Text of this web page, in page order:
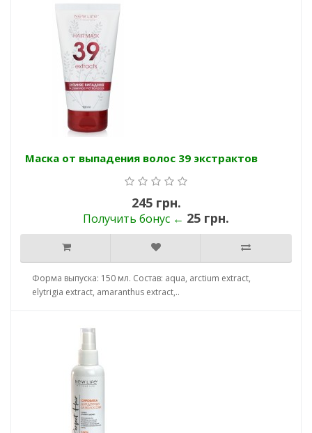
Маска от выпадения волос 39 экстрактов
245 грн.
Получить бонус ← 25 грн.
Форма выпуска: 150 мл. Состав: aqua, arctium extract,
elytrigia extract, amaranthus extract,..